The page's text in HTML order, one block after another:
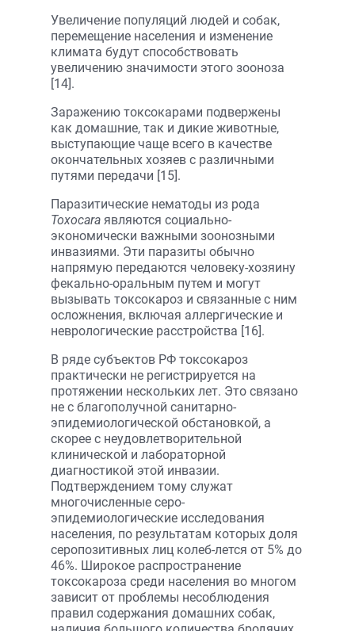
Увеличение популяций людей и собак,
перемещение населения и изменение
климата будут способствовать
увеличению значимости этого зооноза
[14].
Заражению токсокарами подвержены
как домашние, так и дикие животные,
выступающие чаще всего в качестве
окончательных хозяев с различными
путями передачи [15].
Паразитические нематоды из рода
Toxocara являются социально-
экономически важными зоонозными
инвазиями. Эти паразиты обычно
напрямую передаются человеку-хозяину
фекально-оральным путем и могут
вызывать токсокароз и связанные с ним
осложнения, включая аллергические и
неврологические расстройства [16].
В ряде субъектов РФ токсокароз
практически не регистрируется на
протяжении нескольких лет. Это связано
не с благополучной санитарно-
эпидемиологической обстановкой, а
скорее с неудовлетворительной
клинической и лабораторной
диагностикой этой инвазии.
Подтверждением тому служат
многочисленные серо-
эпидемиологические исследования
населения, по результатам которых доля
серопозитивных лиц колеб-лется от 5% до
46%. Широкое распространение
токсокароза среди населения во многом
зависит от проблемы несоблюдения
правил содержания домашних собак,